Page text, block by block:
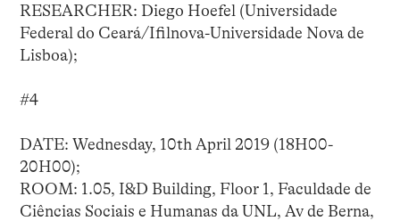
RESEARCHER: Diego Hoefel (Universidade
Federal do Ceará/Ifilnova-Universidade Nova de
Lisboa);
#4
DATE: Wednesday, 10th April 2019 (18H00-
20H00);
ROOM: 1.05, I&D Building, Floor 1, Faculdade de
Ciências Sociais e Humanas da UNL, Av de Berna,